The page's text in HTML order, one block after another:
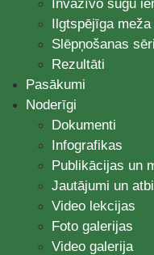
Invazīvo sugu
Ilgtspējīga
Slēpņošanas
Rezultāti
Pasākumi
Noderīgi
Dokumenti
Infografikas
Publikācijas un
Jautājumi un
Video lekcijas
Foto galerijas
Video galerija